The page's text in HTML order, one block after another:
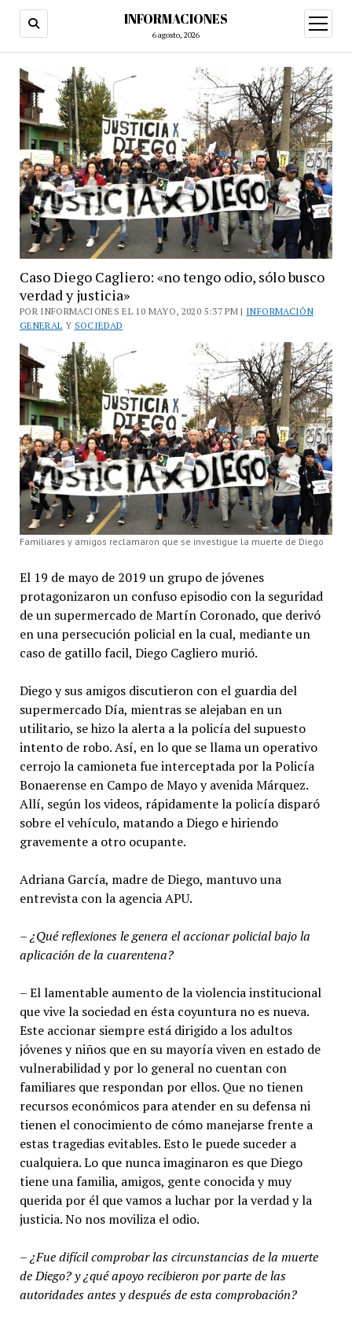
INFORMACIONES
6 agosto, 2026
abrir
menú
Caso Diego Cagliero: «no tengo odio, sólo busco
verdad y justicia»
POR INFORMACIONES EL 10 MAYO, 2020 5:37 PM | INFORMACIÓN
GENERAL Y SOCIEDAD
Familiares y amigos reclamaron que se investigue la muerte de Diego
El 19 de mayo de 2019 un grupo de jóvenes
protagonizaron un confuso episodio con la seguridad
de un supermercado de Martín Coronado, que derivó
en una persecución policial en la cual, mediante un
caso de gatillo facil, Diego Cagliero murió.
Diego y sus amigos discutieron con el guardia del
supermercado Día, mientras se alejaban en un
utilitario, se hizo la alerta a la policía del supuesto
intento de robo. Así, en lo que se llama un operativo
cerrojo la camioneta fue interceptada por la Policía
Bonaerense en Campo de Mayo y avenida Márquez.
Allí, según los videos, rápidamente la policía disparó
sobre el vehículo, matando a Diego e hiriendo
gravemente a otro ocupante.
Adriana García, madre de Diego, mantuvo una
entrevista con la agencia APU.
– ¿Qué reflexiones le genera el accionar policial bajo la
aplicación de la cuarentena?
– El lamentable aumento de la violencia institucional
que vive la sociedad en ésta coyuntura no es nueva.
Este accionar siempre está dirigido a los adultos
jóvenes y niños que en su mayoría viven en estado de
vulnerabilidad y por lo general no cuentan con
familiares que respondan por ellos. Que no tienen
recursos económicos para atender en su defensa ni
tienen el conocimiento de cómo manejarse frente a
estas tragedias evitables. Esto le puede suceder a
cualquiera. Lo que nunca imaginaron es que Diego
tiene una familia, amigos, gente conocida y muy
querida por él que vamos a luchar por la verdad y la
justicia. No nos moviliza el odio.
– ¿Fue difícil comprobar las circunstancias de la muerte
de Diego? y ¿qué apoyo recibieron por parte de las
autoridades antes y después de esta comprobación?